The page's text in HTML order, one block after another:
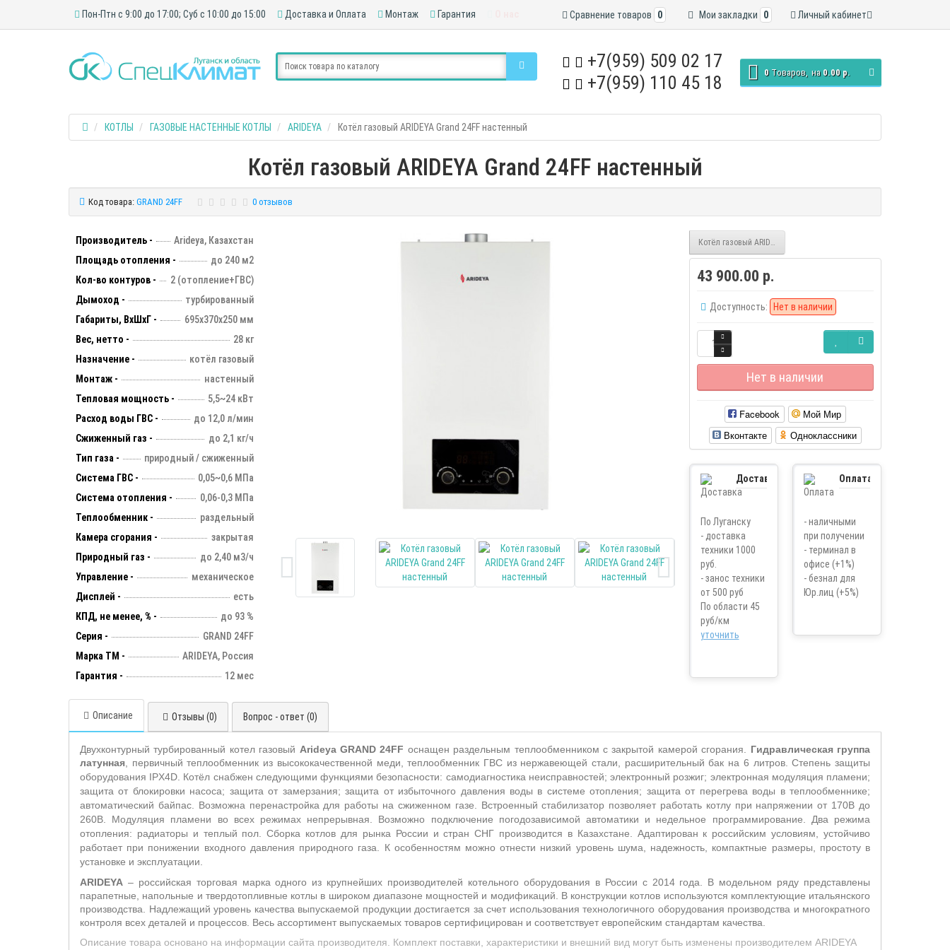
Пон-Птн с 9:00 до 17:00; Суб с 10:00 до 15:00 Доставка и Оплата Монтаж Гарантия Личный кабинет
Мои закладки 0
Сравнение товаров 0
+7(959) 509 02 17
+7(959) 110 45 18
0 Tоваров, на 0.00 р.
КОТЛЫ ГАЗОВЫЕ НАСТЕННЫЕ КОТЛЫ ARIDEYA Котёл газовый ARIDEYA Grand 24FF настенный
Котёл газовый ARIDEYA Grand 24FF настенный
Код товара: GRAND 24FF 0 отзывов
Производитель -
Arideya, Казахстан
Площадь отопления -
до 240 м2
Кол-во контуров -
2 (отопление+ГВС)
Дымоход -
турбированный
Габариты, ВхШхГ -
695х370х250 мм
Вес, нетто -
28 кг
Назначение -
котёл газовый
Монтаж -
настенный
Тепловая мощность -
5,5~24 кВт
Расход воды ГВС -
до 12,0 л/мин
Сжиженный газ -
до 2,1 кг/ч
Тип газа -
природный / сжиженный
Система ГВС -
0,05~0,6 МПа
Система отопления -
0,06-0,3 МПа
Теплообменник -
раздельный
Камера сгорания -
закрытая
Природный газ -
до 2,40 м3/ч
Управление -
механическое
Дисплей -
есть
КПД, не менее, % -
до 93 %
Серия -
GRAND 24FF
Марка ТМ -
ARIDEYA, Россия
Гарантия -
12 мес
Котёл газовый ARIDEYA Grand 24FF(S) настенный
43 900.00 р.
Доступность: Нет в наличии
Нет в наличии
Facebook
Мой Мир
Вконтакте
Одноклассники
Доставка
По Луганску
- доставка
техники 1000
руб.
- занос техники
от 500 руб
По области 45
руб/км
уточнить
Оплата
- наличными
при получении
- терминал в
офисе (+1%)
- безнал для
Юр.лиц (+5%)
Описание Отзывы (0) Вопрос - ответ (0)
Двухконтурный турбированный котел газовый Arideya GRAND 24FF оснащен раздельным теплообменником с закрытой камерой сгорания. Гидравлическая группа
латунная , первичный теплообменник из высококачественной меди, теплообменник ГВС из нержавеющей стали, расширительный бак на 6 литров. Степень защиты
оборудования IPX4D . Котёл снабжен следующими функциями безопасности: самодиагностика неисправностей; электронный розжиг; электронная модуляция пламени;
защита от блокировки насоса; защита от замерзания; защита от избыточного давления воды в системе отопления; защита от перегрева воды в теплообменнике;
автоматический байпас. Возможна перенастройка для работы на сжиженном газе. Встроенный стабилизатор позволяет работать котлу при напряжении от 170В до
260В. Модуляция пламени во всех режимах непрерывная. Возможно подключение погодозависимой автоматики и недельное программирование. Два режима
отопления: радиаторы и теплый пол. Сборка котлов для рынка России и стран СНГ производится в Казахстане. Адаптирован к российским условиям, устойчиво
работает при понижении входного давления природного газа. К особенностям можно отнести низкий уровень шума, надежность, компактные размеры, простоту в
установке и эксплуатации.
ARIDEYA – российская торговая марка одного из крупнейших производителей котельного оборудования в России с 2014 года. В модельном ряду представлены
парапетные, напольные и твердотопливные котлы в широком диапазоне мощностей и модификаций. В конструкции котлов используются комплектующие итальянского
производства. Надлежащий уровень качества выпускаемой продукции достигается за счет использования технологичного оборудования производства и многократного
контроля всех деталей и процессов. Весь ассортимент выпускаемых товаров сертифицирован и соответствует европейским стандартам качества.
Описание товара основано на информации сайта производителя. Комплект поставки, характеристики и внешний вид могут быть изменены производителем ARIDEYA